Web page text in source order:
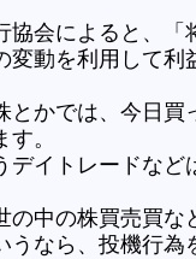
協会によると、「
変動を利用して
とかでは、今日
す。
デイトレードなど
の中の株買売買な
うなら、投機行為